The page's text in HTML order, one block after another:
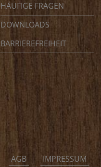
HÄUFIGE FRAGEN
DOWNLOADS
BARRIEREFREIHEIT
AGB IMPRESSUM